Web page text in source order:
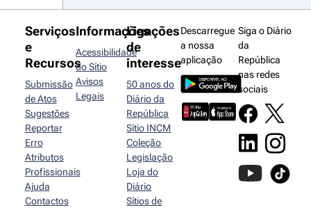
Serviços
e
Recursos
Submissão
de Atos
Sugestões
Reportar
Erro
Atributos
Profissionais
Ajuda
Contactos
Informações
Acessibilidade
do Sítio
Avisos
Legais
Ligações
de
interesse
50 anos do
Diário da
República
Sítio INCM
Coleção
Legislação
Loja do
Diário
Sítios de
Descarregue
a nossa
aplicação
Siga o Diário
da
República
nas redes
sociais